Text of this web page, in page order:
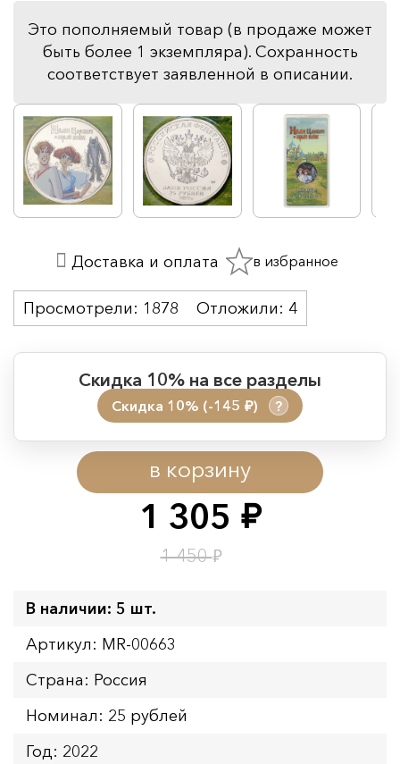
Это пополняемый товар (в продаже может
быть более 1 экземпляра). Сохранность
соответствует заявленной в описании.
1 305 руб.
1 450₽
в корзину
Скидка 10% на все разделы
Скидка 10% (-145 руб.) ?
Период действия акции:
Начало:
08.08.2026 00:01
Окончание:
09.08.2026 23:59
Время до окончания:
Просмотрели: 1878 Отложили: 4
Доставка и оплата в избранное
В наличии: 5 шт.
Артикул: MR-00663
Страна: Россия
Номинал: 25 рублей
Год: 2022